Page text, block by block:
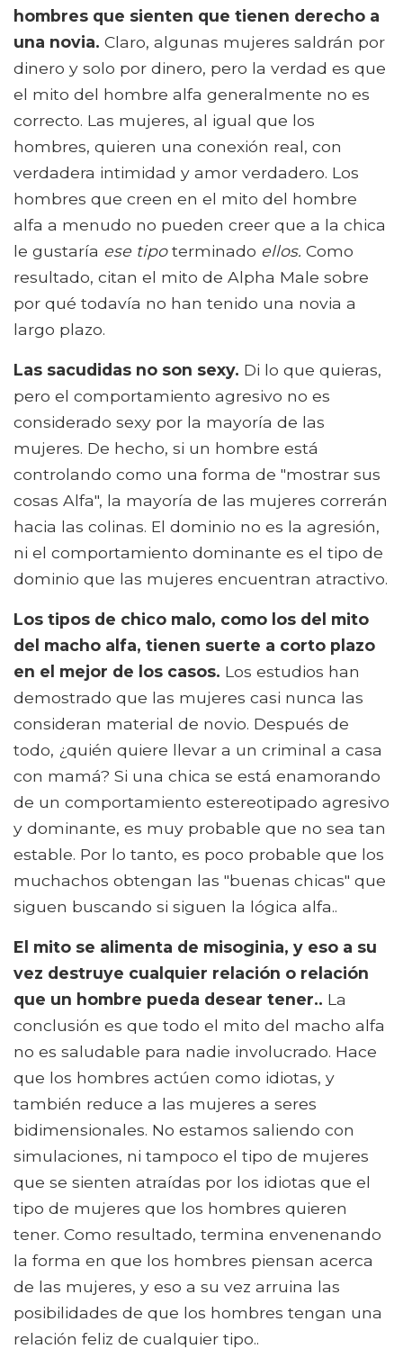
hombres que sienten que tienen derecho a
una novia. Claro, algunas mujeres saldrán por
dinero y solo por dinero, pero la verdad es que
el mito del hombre alfa generalmente no es
correcto. Las mujeres, al igual que los
hombres, quieren una conexión real, con
verdadera intimidad y amor verdadero. Los
hombres que creen en el mito del hombre
alfa a menudo no pueden creer que a la chica
le gustaría ese tipoterminado ellos. Como
resultado, citan el mito de Alpha Male sobre
por qué todavía no han tenido una novia a
largo plazo.
Las sacudidas no son sexy. Di lo que quieras,
pero el comportamiento agresivo no es
considerado sexy por la mayoría de las
mujeres. De hecho, si un hombre está
controlando como una forma de "mostrar sus
cosas Alfa", la mayoría de las mujeres correrán
hacia las colinas. El dominio no es la agresión,
ni el comportamiento dominante es el tipo de
dominio que las mujeres encuentran atractivo.
Los tipos de chico malo, como los del mito
del macho alfa, tienen suerte a corto plazo
en el mejor de los casos. Los estudios han
demostrado que las mujeres casi nunca las
consideran material de novio. Después de
todo, ¿quién quiere llevar a un criminal a casa
con mamá? Si una chica se está enamorando
de un comportamiento estereotipado agresivo
y dominante, es muy probable que no sea tan
estable. Por lo tanto, es poco probable que los
muchachos obtengan las "buenas chicas" que
siguen buscando si siguen la lógica alfa..
El mito se alimenta de misoginia, y eso a su
vez destruye cualquier relación o relación
que un hombre pueda desear tener.. La
conclusión es que todo el mito del macho alfa
no es saludable para nadie involucrado. Hace
que los hombres actúen como idiotas, y
también reduce a las mujeres a seres
bidimensionales. No estamos saliendo con
simulaciones, ni tampoco el tipo de mujeres
que se sienten atraídas por los idiotas que el
tipo de mujeres que los hombres quieren
tener. Como resultado, termina envenenando
la forma en que los hombres piensan acerca
de las mujeres, y eso a su vez arruina las
posibilidades de que los hombres tengan una
relación feliz de cualquier tipo..